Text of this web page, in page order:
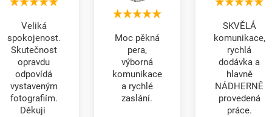
Veliká
spokojenost.
Skutečnost
opravdu
odpovídá
vystaveným
fotografiím.
Děkuji
Moc pěkná
pera,
výborná
komunikace
a rychlé
zaslání.
SKVĚLÁ
komunikace,
rychlá
dodávka a
hlavně
NÁDHERNĚ
provedená
práce.